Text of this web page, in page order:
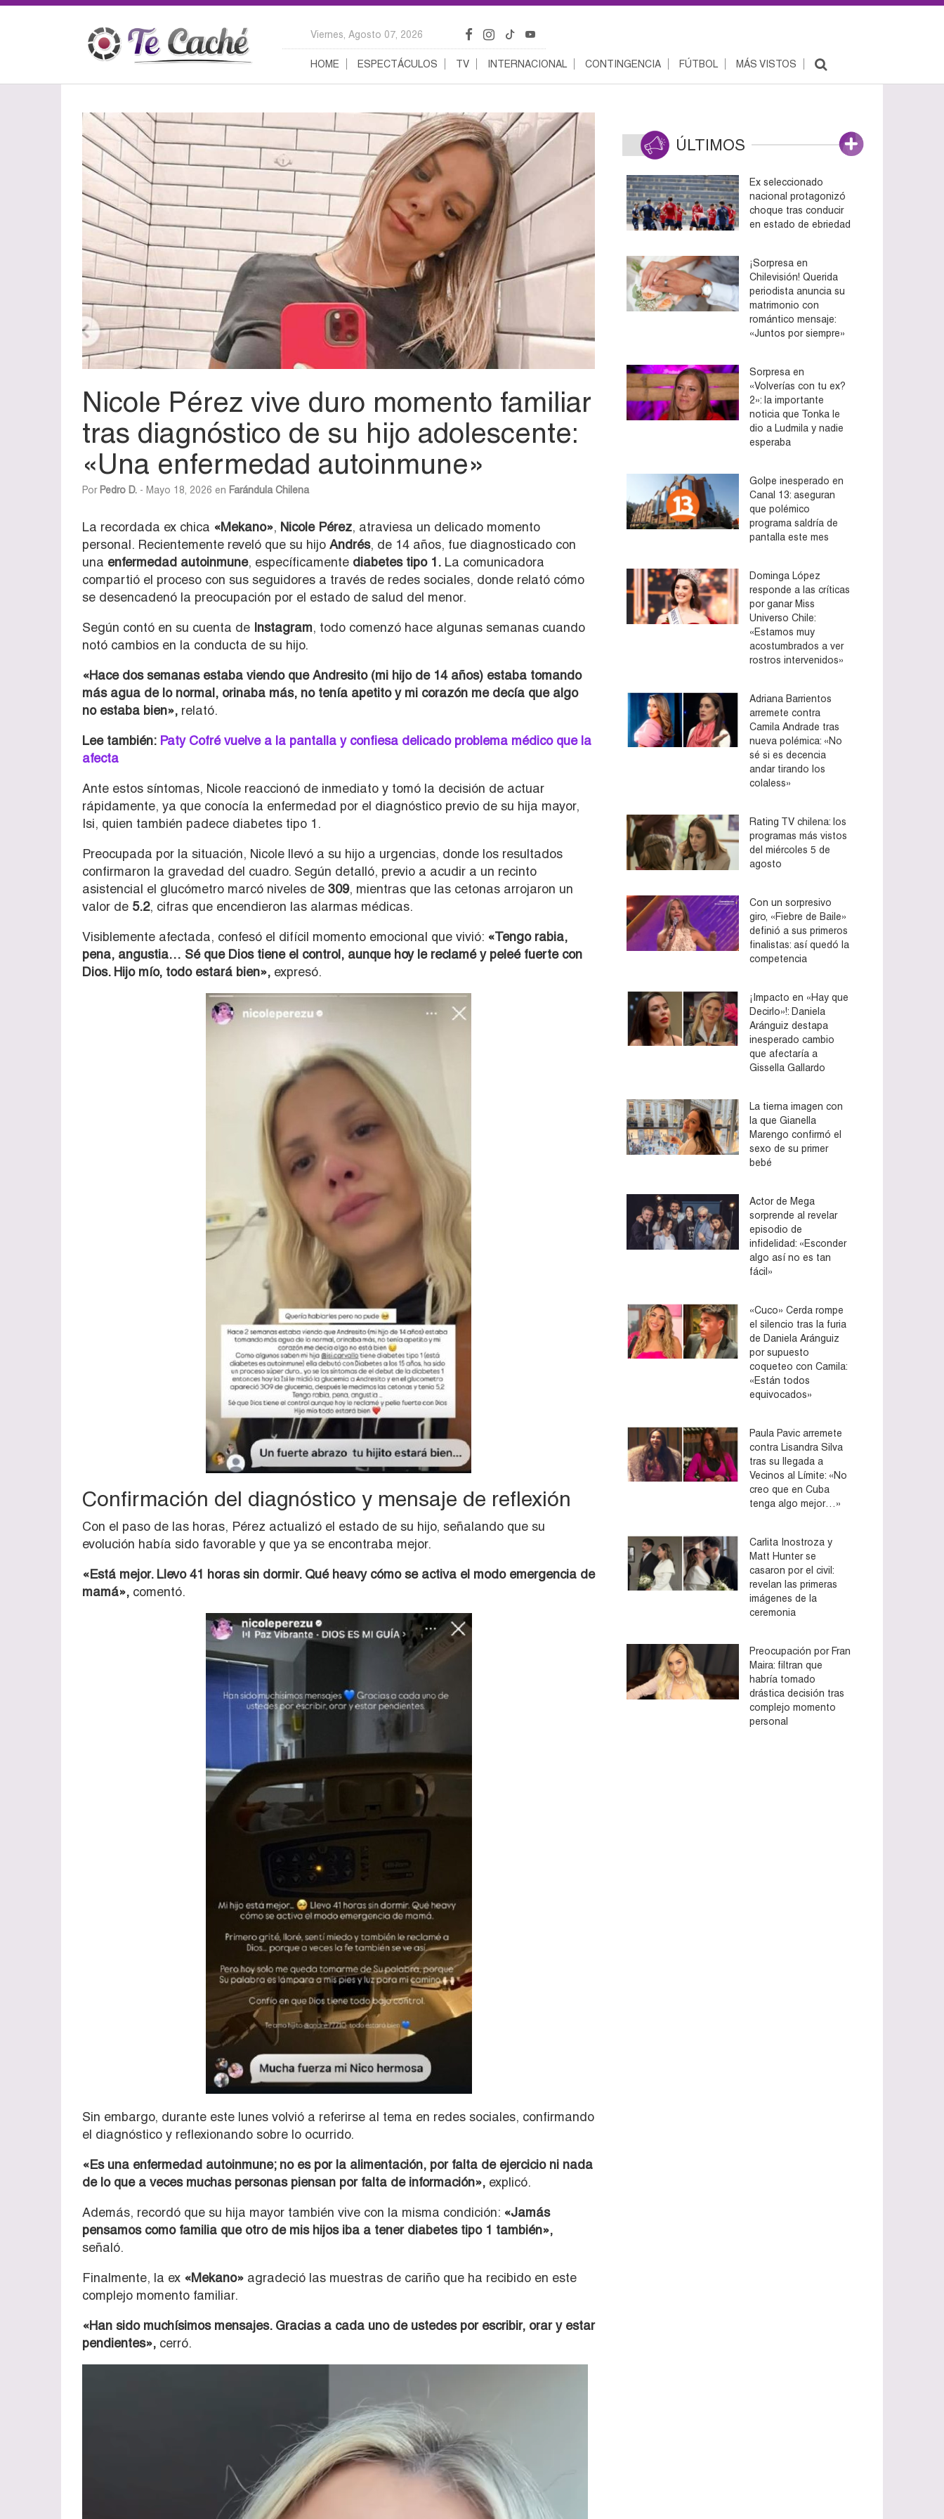
Viernes, Agosto 07, 2026
HOME ESPECTÁCULOS TV INTERNACIONAL CONTINGENCIA FÚTBOL MÁS VISTOS
Nicole Pérez vive duro momento familiar
tras diagnóstico de su hijo adolescente:
«Una enfermedad autoinmune»
Por Pedro D. - Mayo 18, 2026 en Farándula Chilena
La recordada ex chica «Mekano», Nicole Pérez, atraviesa un delicado momento
personal. Recientemente reveló que su hijo Andrés, de 14 años, fue diagnosticado con
una enfermedad autoinmune, específicamente diabetes tipo 1. La comunicadora
compartió el proceso con sus seguidores a través de redes sociales, donde relató cómo
se desencadenó la preocupación por el estado de salud del menor.
Según contó en su cuenta de Instagram, todo comenzó hace algunas semanas cuando
notó cambios en la conducta de su hijo.
«Hace dos semanas estaba viendo que Andresito (mi hijo de 14 años) estaba tomando
más agua de lo normal, orinaba más, no tenía apetito y mi corazón me decía que algo
no estaba bien», relató.
Lee también: Paty Cofré vuelve a la pantalla y confiesa delicado problema médico que la
afecta
Ante estos síntomas, Nicole reaccionó de inmediato y tomó la decisión de actuar
rápidamente, ya que conocía la enfermedad por el diagnóstico previo de su hija mayor,
Isi, quien también padece diabetes tipo 1.
Preocupada por la situación, Nicole llevó a su hijo a urgencias, donde los resultados
confirmaron la gravedad del cuadro. Según detalló, previo a acudir a un recinto
asistencial el glucómetro marcó niveles de 309, mientras que las cetonas arrojaron un
valor de 5.2, cifras que encendieron las alarmas médicas.
Visiblemente afectada, confesó el difícil momento emocional que vivió: «Tengo rabia,
pena, angustia… Sé que Dios tiene el control, aunque hoy le reclamé y peleé fuerte con
Dios. Hijo mío, todo estará bien», expresó.
Confirmación del diagnóstico y mensaje de reflexión
Con el paso de las horas, Pérez actualizó el estado de su hijo, señalando que su
evolución había sido favorable y que ya se encontraba mejor.
«Está mejor. Llevo 41 horas sin dormir. Qué heavy cómo se activa el modo emergencia de
mamá», comentó.
Sin embargo, durante este lunes volvió a referirse al tema en redes sociales, confirmando
el diagnóstico y reflexionando sobre lo ocurrido.
«Es una enfermedad autoinmune; no es por la alimentación, por falta de ejercicio ni nada
de lo que a veces muchas personas piensan por falta de información», explicó.
Además, recordó que su hija mayor también vive con la misma condición: «Jamás
pensamos como familia que otro de mis hijos iba a tener diabetes tipo 1 también»,
señaló.
Finalmente, la ex «Mekano» agradeció las muestras de cariño que ha recibido en este
complejo momento familiar.
«Han sido muchísimos mensajes. Gracias a cada uno de ustedes por escribir, orar y estar
pendientes», cerró.
ÚLTIMOS
Ex seleccionado
nacional protagonizó
choque tras conducir
en estado de ebriedad
¡Sorpresa en
Chilevisión! Querida
periodista anuncia su
matrimonio con
romántico mensaje:
«Juntos por siempre»
Sorpresa en
«Volverías con tu ex?
2»: la importante
noticia que Tonka le
dio a Ludmila y nadie
esperaba
Golpe inesperado en
Canal 13: aseguran
que polémico
programa saldría de
pantalla este mes
Dominga López
responde a las críticas
por ganar Miss
Universo Chile:
«Estamos muy
acostumbrados a ver
rostros intervenidos»
Adriana Barrientos
arremete contra
Camila Andrade tras
nueva polémica: «No
sé si es decencia
andar tirando los
colaless»
Rating TV chilena: los
programas más vistos
del miércoles 5 de
agosto
Con un sorpresivo
giro, «Fiebre de Baile»
definió a sus primeros
finalistas: así quedó la
competencia
¡Impacto en «Hay que
Decirlo»!: Daniela
Aránguiz destapa
inesperado cambio
que afectaría a
Gissella Gallardo
La tierna imagen con
la que Gianella
Marengo confirmó el
sexo de su primer
bebé
Actor de Mega
sorprende al revelar
episodio de
infidelidad: «Esconder
algo así no es tan
fácil»
«Cuco» Cerda rompe
el silencio tras la furia
de Daniela Aránguiz
por supuesto
coqueteo con Camila:
«Están todos
equivocados»
Paula Pavic arremete
contra Lisandra Silva
tras su llegada a
Vecinos al Límite: «No
creo que en Cuba
tenga algo mejor…»
Carlita Inostroza y
Matt Hunter se
casaron por el civil:
revelan las primeras
imágenes de la
ceremonia
Preocupación por Fran
Maira: filtran que
habría tomado
drástica decisión tras
complejo momento
personal